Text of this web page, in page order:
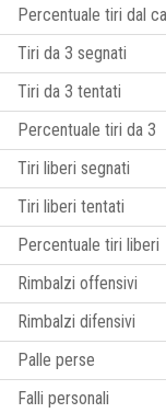
Percentuale tiri dal
Tiri da 3 segnati
Tiri da 3 tentati
Percentuale tiri da 3
Tiri liberi segnati
Tiri liberi tentati
Percentuale tiri liberi
Rimbalzi offensivi
Rimbalzi difensivi
Palle perse
Falli personali